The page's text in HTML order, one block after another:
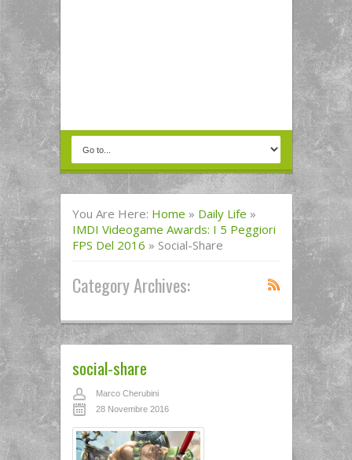
You Are Here: Home » Daily Life »
IMDI Videogame Awards: I 5 Peggiori
FPS Del 2016 » Social-Share
Category Archives:
social-share
Marco Cherubini
28 Novembre 2016